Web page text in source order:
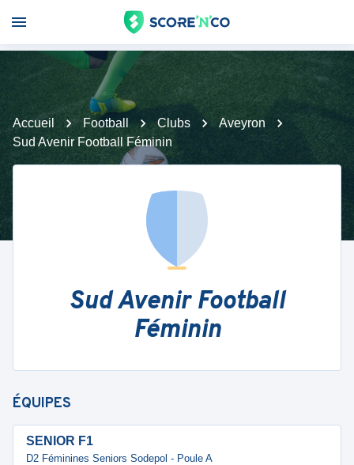
Accueil Football Clubs
Aveyron
Sud Avenir Football Féminin
Sud Avenir Football
Féminin
ÉQUIPES
SENIOR F1
D2 Féminines Seniors Sodepol - Poule A